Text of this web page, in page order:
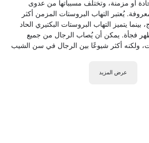
أو مزمنة، وتختلف مسبباتها من عدوى
يُعتبر التهاب البروستات المزمن أكثر
يتميز التهاب البروستات البكتيري الحاد
فجأة. يمكن أن يُصاب الرجال من جميع
ولكنه أكثر شيوعًا بين الرجال في سن الشيب
عرض المزيد